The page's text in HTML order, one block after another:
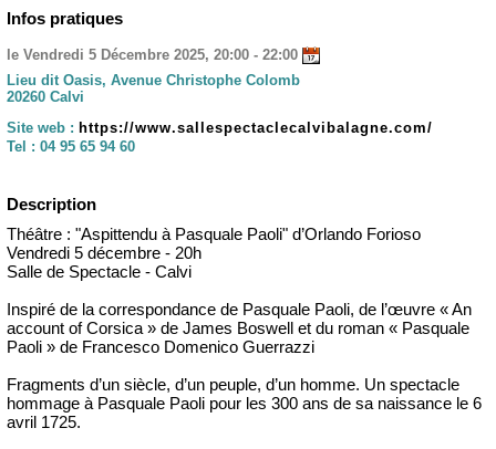
Infos pratiques
le Vendredi 5 Décembre 2025, 20:00 - 22:00
Lieu dit Oasis, Avenue Christophe Colomb
20260 Calvi
Site web : https://www.sallespectaclecalvibalagne.com/
Tel : 04 95 65 94 60
Description
Théâtre : "Aspittendu à Pasquale Paoli" d’Orlando Forioso
Vendredi 5 décembre - 20h
Salle de Spectacle - Calvi
Inspiré de la correspondance de Pasquale Paoli, de l’œuvre « An
account of Corsica » de James Boswell et du roman « Pasquale
Paoli » de Francesco Domenico Guerrazzi
Fragments d’un siècle, d’un peuple, d’un homme. Un spectacle
hommage à Pasquale Paoli pour les 300 ans de sa naissance le 6
avril 1725.